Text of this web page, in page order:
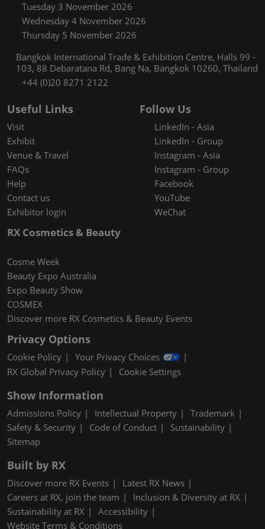
Tuesday 3 November 2026
Wednesday 4 November 2026
Thursday 5 November 2026
Bangkok International Trade & Exhibition Centre, Halls 99 -
103, 88 Debaratana Rd, Bang Na, Bangkok 10260, Thailand
+44 (0)20 8271 2122
Useful Links
Visit
Exhibit
Venue & Travel
FAQs
Help
Contact us
Exhibitor login
Follow Us
LinkedIn - Asia
LinkedIn - Group
Instagram - Asia
Instagram - Group
Facebook
YouTube
WeChat
RX Cosmetics & Beauty
Cosme Week
Beauty Expo Australia
Expo Beauty Show
COSMEX
Discover more RX Cosmetics & Beauty Events
Privacy Options
Cookie Policy
Your Privacy Choices
RX Global Privacy Policy
Cookie Settings
Show Information
Admissions Policy Intellectual Property
Trademark
Safety & Security
Code of Conduct
Sustainability
Sitemap
Built by RX
Discover more RX Events
Latest RX News
Careers at RX, join the team
Inclusion & Diversity at RX
Sustainability at RX
Accessibility
Website Terms & Conditions